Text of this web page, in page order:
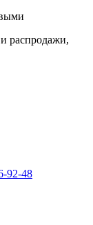
распродажи,
92-48